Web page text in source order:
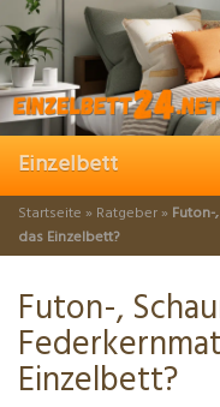
Skip
to
main
content
Einzelbett
Startseite » Ratgeber »
das Einzelbett?
Futon-,
Einzelbett?